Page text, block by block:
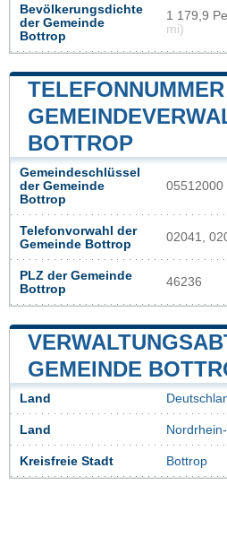
Bevölkerungsdichte
der Gemeinde
Bottrop
1 179,9
mi)
BOTTROP
Gemeindeschlüssel
der Gemeinde
Bottrop
05512000
Telefonvorwahl der
Gemeinde Bottrop
02041,
PLZ der Gemeinde
Bottrop
46236
GEMEINDE
Land
Land
Kreisfreie Stadt Bottrop